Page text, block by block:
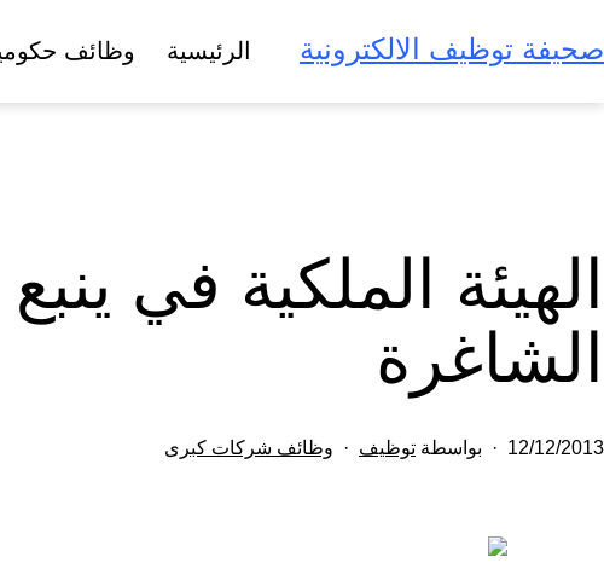
إلى
المحتوى
صحيفة توظيف الالكترونية الرئيسية وظائف
الهيئة الملكية في
الشاغرة
تم
12/12/2013 بواسطة توظيف وظائف شركات كبرى